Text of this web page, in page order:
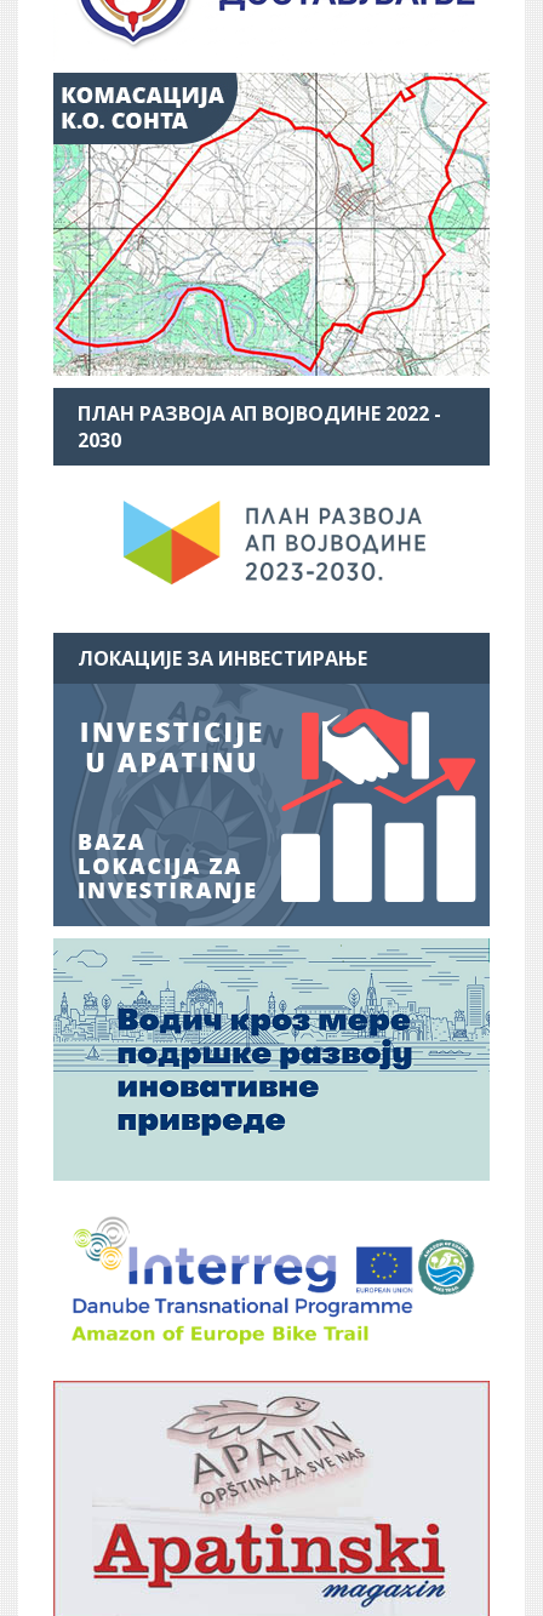
ПЛАН РАЗВОЈА АП ВОЈВОДИНЕ 2022 -
2030
ЛОКАЦИЈЕ ЗА ИНВЕСТИРАЊЕ